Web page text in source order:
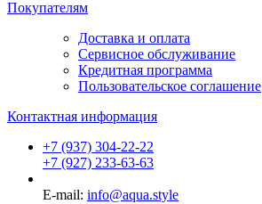
Покупателям
Доставка и оплата
Сервисное обслуживание
Кредитная программа
Пользовательское соглашение
Контактная информация
+7 (937) 304-22-22
+7 (927) 233-63-63
E-mail: info@aqua.style